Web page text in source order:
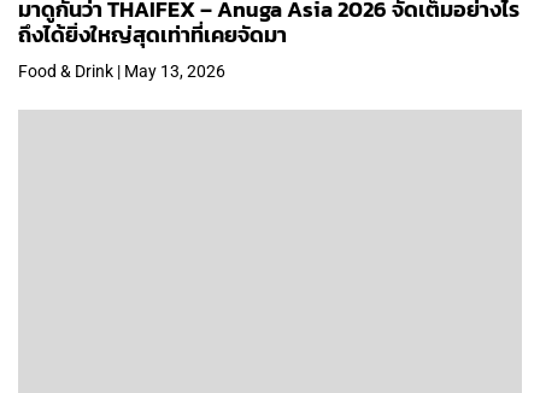
มาดูกันว่า THAIFEX – Anuga Asia 2026 จัดเต็มอย่างไร
ถึงได้ยิ่งใหญ่สุดเท่าที่เคยจัดมา
Food & Drink | May 13, 2026